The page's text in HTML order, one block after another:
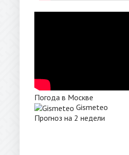
Погода в Москве
Gismeteo
Прогноз на 2 недели